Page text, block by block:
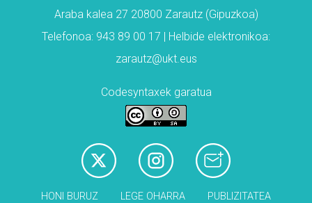
Araba kalea 27 20800 Zarautz (Gipuzkoa)
Telefonoa: 943 89 00 17 | Helbide elektronikoa:
zarautz@ukt.eus
Codesyntaxek garatua
HONI BURUZ LEGE OHARRA PUBLIZITATEA